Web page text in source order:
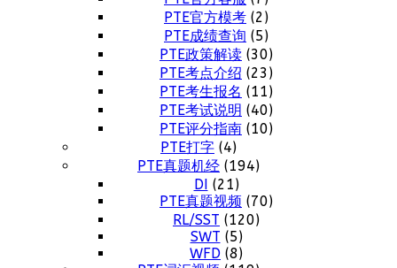
PTE官方模考 (2)
PTE成绩查询 (5)
PTE政策解读 (30)
PTE考点介绍 (23)
PTE考生报名 (11)
PTE考试说明 (40)
PTE评分指南 (10)
PTE打字 (4)
PTE真题机经 (194)
DI (21)
PTE真题视频 (70)
RL/SST (120)
SWT (5)
WFD (8)